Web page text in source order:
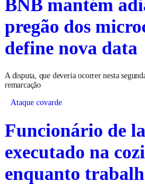
pregão dos
define nova data
A disputa, que deveria ocorrer nesta
remarcação
Ataque covarde
Funcionário de
executado na
enquanto